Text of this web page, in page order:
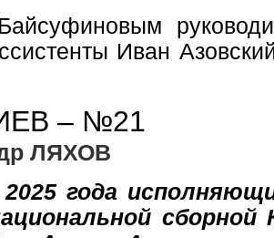
Иван
– №21
ЛЯХОВ
года
сборной